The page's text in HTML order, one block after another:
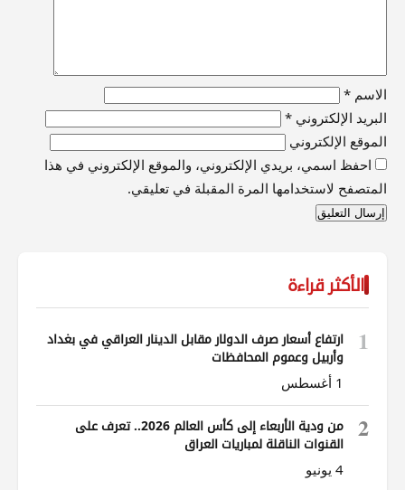
الاسم *
البريد الإلكتروني *
الموقع الإلكتروني
احفظ اسمي، بريدي الإلكتروني، والموقع الإلكتروني في هذا
المتصفح لاستخدامها المرة المقبلة في تعليقي.
الأكثر قراءة
1
ارتفاع أسعار صرف الدولار مقابل الدينار العراقي في بغداد
وأربيل وعموم المحافظات
1 أغسطس
2
من ودية الأربعاء إلى كأس العالم 2026.. تعرف على
القنوات الناقلة لمباريات العراق
4 يونيو